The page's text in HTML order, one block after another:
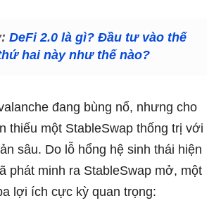
DeFi 2.0 là gì? Đầu tư vào thế
hai này như thế nào?
đang bùng nổ, nhưng cho
thiếu một StableSwap thống trị với
sâu. Do lỗ hổng hệ sinh thái hiện
phát minh ra StableSwap mở, một
lợi ích cực kỳ quan trọng: